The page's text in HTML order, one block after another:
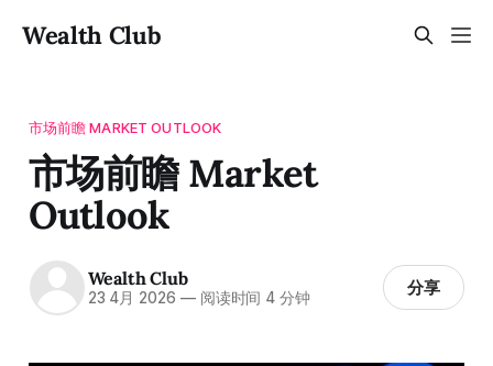
Wealth Club
市场前瞻 MARKET OUTLOOK
市场前瞻 Market
Outlook
Wealth Club
23 4月 2026 —阅读时间 4 分钟 分享